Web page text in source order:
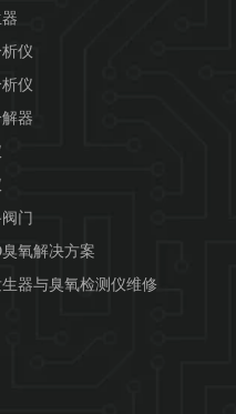
仪
仪
器
门
氧解决方案
器与臭氧检测仪维修